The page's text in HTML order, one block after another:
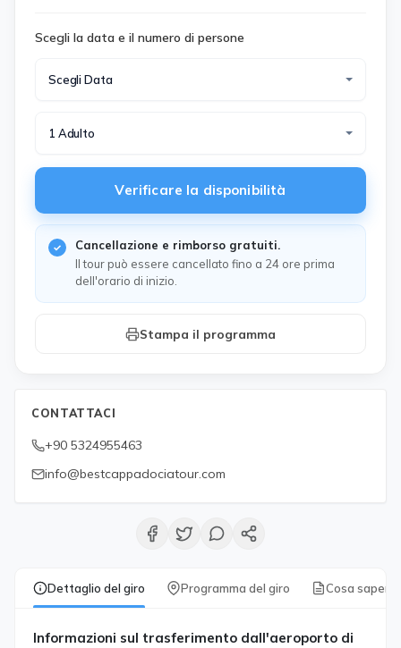
Dettaglio del giro Programma del giro Cosa sapere
Informazioni sul trasferimento dall'aeroporto di
Scegli la data e il numero di persone
Scegli Data
1 Adulto
Verificare la disponibilità
Cancellazione e rimborso gratuiti.
Il tour può essere cancellato fino a 24 ore prima
dell'orario di inizio.
Stampa il programma
CONTATTACI
+90 5324955463
info@bestcappadociatour.com